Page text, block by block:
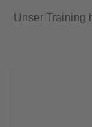
Unser Training